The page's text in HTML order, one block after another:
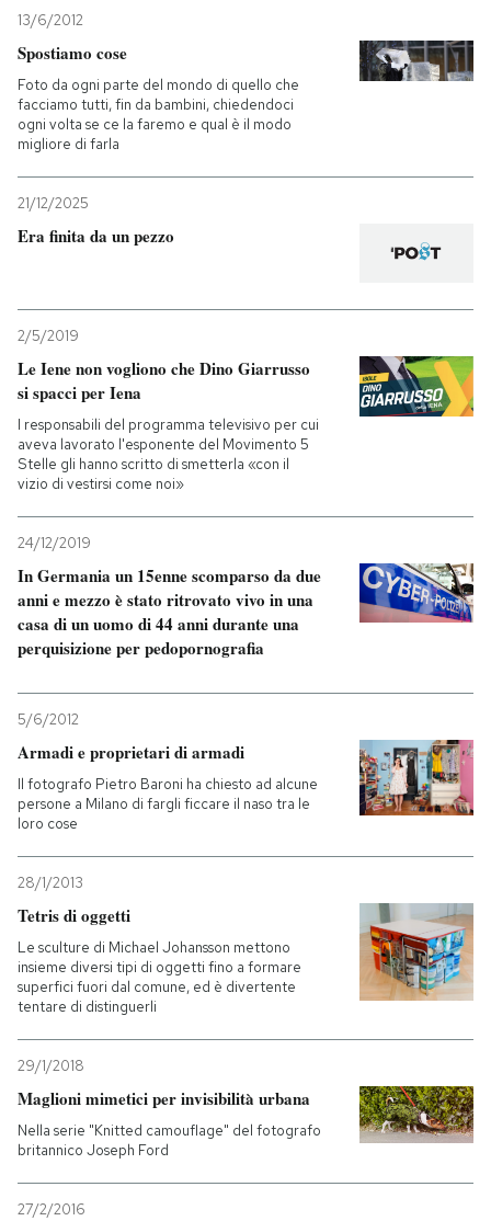
13/6/2012
Spostiamo cose
Foto da ogni parte del mondo di quello che
facciamo tutti, fin da bambini, chiedendoci
ogni volta se ce la faremo e qual è il modo
migliore di farla
21/12/2025
Era finita da un pezzo
2/5/2019
Le Iene non vogliono che Dino Giarrusso
si spacci per Iena
I responsabili del programma televisivo per cui
aveva lavorato l'esponente del Movimento 5
Stelle gli hanno scritto di smetterla «con il
vizio di vestirsi come noi»
24/12/2019
In Germania un 15enne scomparso da due
anni e mezzo è stato ritrovato vivo in una
casa di un uomo di 44 anni durante una
perquisizione per pedopornografia
5/6/2012
Armadi e proprietari di armadi
Il fotografo Pietro Baroni ha chiesto ad alcune
persone a Milano di fargli ficcare il naso tra le
loro cose
28/1/2013
Tetris di oggetti
Le sculture di Michael Johansson mettono
insieme diversi tipi di oggetti fino a formare
superfici fuori dal comune, ed è divertente
tentare di distinguerli
29/1/2018
Maglioni mimetici per invisibilità urbana
Nella serie "Knitted camouflage" del fotografo
britannico Joseph Ford
27/2/2016